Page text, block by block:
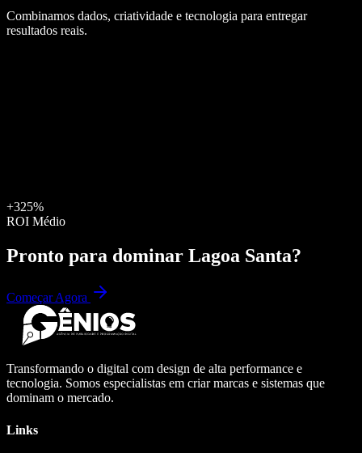
Combinamos dados, criatividade e tecnologia para entregar
resultados reais.
+325%
ROI Médio
Pronto para dominar Lagoa Santa?
Começar Agora
Transformando o digital com design de alta performance e
tecnologia. Somos especialistas em criar marcas e sistemas que
dominam o mercado.
Links